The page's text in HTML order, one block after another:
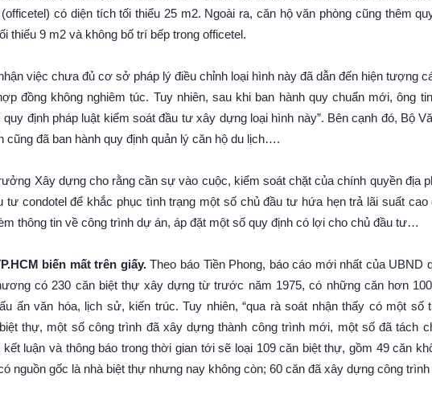
có diện tích tối thiểu 25 m2. Ngoài ra, căn hộ văn phòng cũng thêm
thiểu 9 m2 và không bố trí bếp trong officetel.
việc chưa đủ cơ sở pháp lý điều chỉnh loại hình này đã dẫn đến hiện tượng
đồng không nghiêm túc. Tuy nhiên, sau khi ban hành quy chuẩn mới, ông
quy định pháp luật kiểm soát đầu tư xây dựng loại hình này”. Bên cạnh đó, Bộ
cũng đã ban hành quy định quản lý căn hộ du lịch….
Xây dựng cho rằng cần sự vào cuộc, kiểm soát chặt của chính quyền địa
tư condotel để khắc phục tình trạng một số chủ đầu tư hứa hẹn trả lãi suất
thông tin về công trình dự án, áp đặt một số quy định có lợi cho chủ đầu tư…
biến mất trên giấy.Theo báo Tiền Phong, báo cáo mới nhất của UBND
có 230 căn biệt thự xây dựng từ trước năm 1975, có những căn hơn
ấn văn hóa, lịch sử, kiến trúc. Tuy nhiên, “qua rà soát nhận thấy có một số
thự, một số công trình đã xây dựng thành công trình mới, một số đã tách
kết luận và thông báo trong thời gian tới sẽ loại 109 căn biệt thự, gồm 49 căn
nguồn gốc là nhà biệt thự nhưng nay không còn; 60 căn đã xây dựng công